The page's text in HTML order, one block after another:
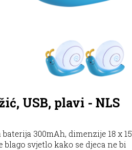
USB, plavi - NLS
300mAh, dimenzije 18 x 15
svjetlo kako se djeca ne bi